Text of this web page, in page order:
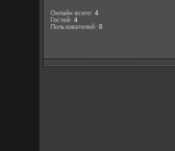
Онлайн всего:4
Гостей:4
Пользователей:0